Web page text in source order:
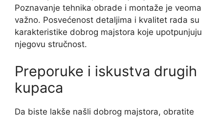
Poznavanje tehnika obrade i montaže je veoma
važno. Posvećenost detaljima i kvalitet rada su
karakteristike dobrog majstora koje upotpunjuju
njegovu stručnost.
Preporuke i iskustva drugih
kupaca
Da biste lakše našli dobrog majstora, obratite